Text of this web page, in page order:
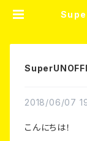
2018/06/07
こんにちは！